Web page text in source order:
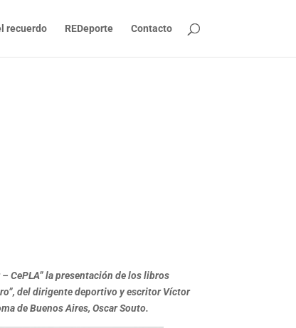
recuerdo REDeporte Contacto
CePLA” la presentación de los libros
del dirigente deportivo y escritor Víctor
de Buenos Aires, Oscar Souto.